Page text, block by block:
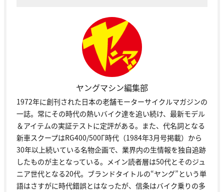
ヤングマシン編集部
1972年に創刊された日本の老舗モーターサイクルマガジンの
一誌。常にその時代の熱いバイク達を追い続け、最新モデル
＆アイテムの実証テストに定評がある。また、代名詞となる
新車スクープはRG400/500Γ時代（1984年3月号掲載）から
30年以上続いている名物企画で、業界内の生情報を独自追跡
したものが主となっている。メイン読者層は50代とそのジュ
ニア世代となる20代。ブランドタイトルの“ヤング”という単
語はさすがに時代錯誤とはなったが、信条はバイク乗りの多